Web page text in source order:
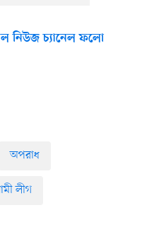
নিউজ চ্যানেল ফলো
অপরাধ
লীগ